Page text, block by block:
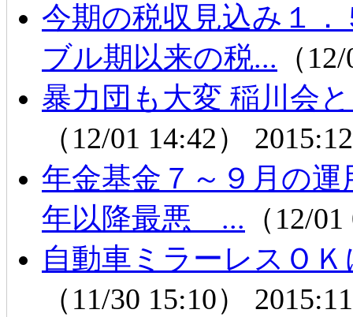
今期の税収見込み１
ブル期以来の税... （
暴力団も大変 稲川会
（12/01 14:42）
年金基金７～９月の
年以降最悪 ... （12/
自動車ミラーレスＯ
（11/30 15:10）